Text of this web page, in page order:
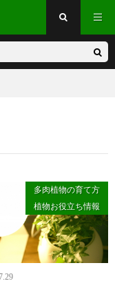
多肉植物の育て方
植物お役立ち情報